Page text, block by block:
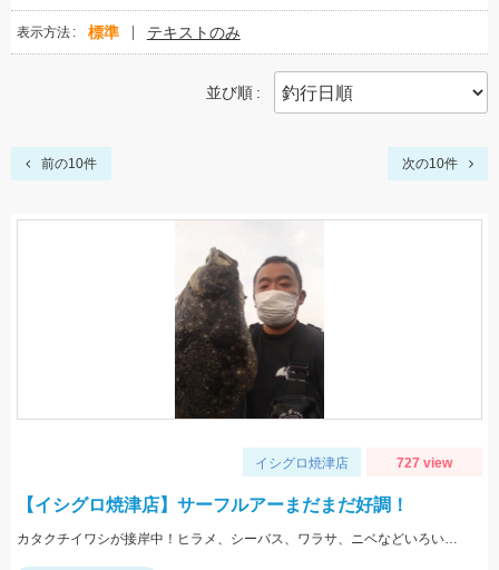
表示方法 標準 テキストのみ
並び順
前の10件 次の10件
イシグロ焼津店 727 view
【イシグロ焼津店】サーフルアーまだまだ好調！
カタクチイワシが接岸中！ヒラメ、シーバス、ワラサ、ニベなどいろいろ釣れてます！